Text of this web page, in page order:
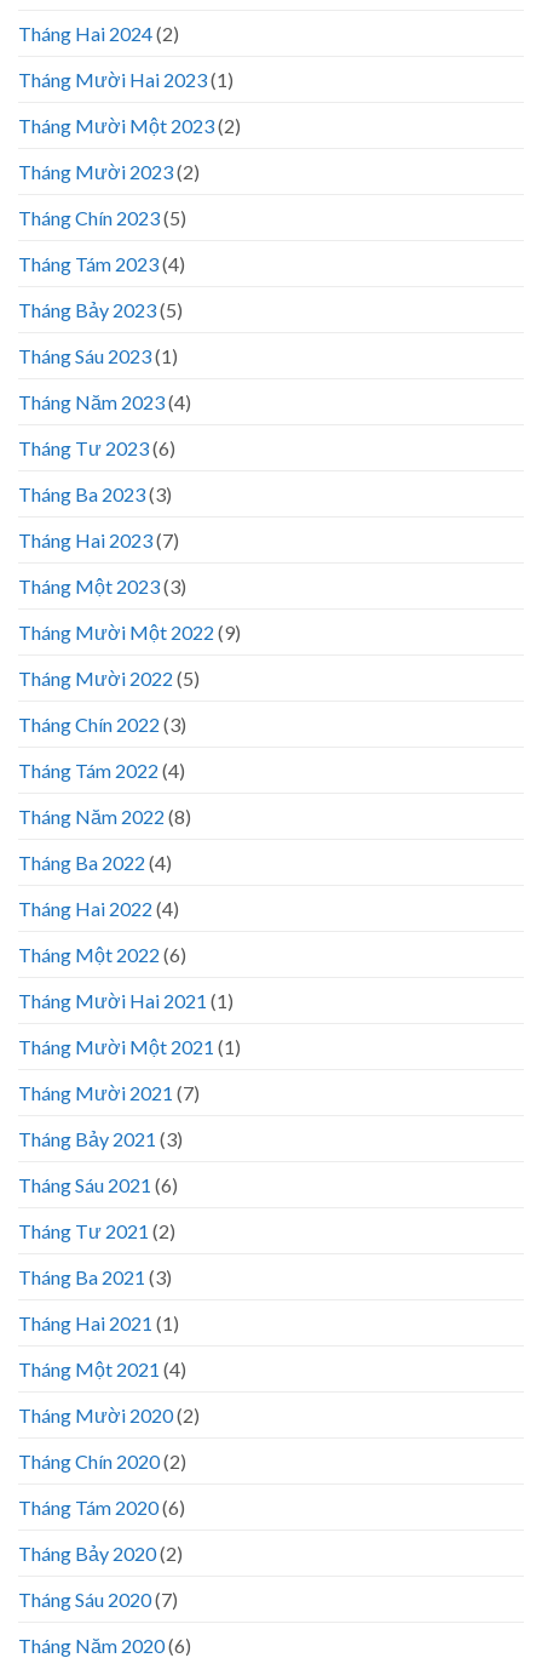
Tháng Hai 2024(2)
Tháng Mười Hai 2023(1)
Tháng Mười Một 2023(2)
Tháng Mười 2023(2)
Tháng Chín 2023(5)
Tháng Tám 2023(4)
Tháng Bảy 2023(5)
Tháng Sáu 2023(1)
Tháng Năm 2023(4)
Tháng Tư 2023(6)
Tháng Ba 2023(3)
Tháng Hai 2023(7)
Tháng Một 2023(3)
Tháng Mười Một 2022 (9)
Tháng Mười 2022 (5)
Tháng Chín 2022 (3)
Tháng Tám 2022 (4)
Tháng Năm 2022 (8)
Tháng Ba 2022 (4)
Tháng Hai 2022 (4)
Tháng Một 2022 (6)
Tháng Mười Hai 2021 (1)
Tháng Mười Một 2021 (1)
Tháng Mười 2021 (7)
Tháng Bảy 2021 (3)
Tháng Sáu 2021 (6)
Tháng Tư 2021 (2)
Tháng Ba 2021 (3)
Tháng Hai 2021 (1)
Tháng Một 2021 (4)
Tháng Mười 2020(2)
Tháng Chín 2020(2)
Tháng Tám 2020(6)
Tháng Bảy 2020(2)
Tháng Sáu 2020(7)
Tháng Năm 2020(6)